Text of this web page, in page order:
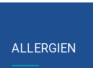
ALLERGIEN